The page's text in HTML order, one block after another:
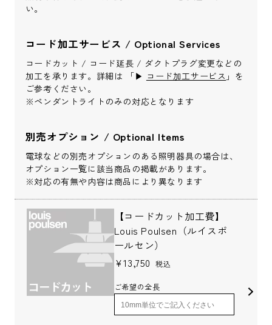
お名前(ふりがな) *
メールアドレス *
い。
コード加工サービス / Optional Services
コードカット / コード延長 / ダクトプラグ変更などの
加工を承ります。詳細は 「▶︎ コード加工サービス 」を
ご参考ください。
※ペンダントライトのみの対応となります
別売オプション / Optional Items
電球などの別売オプションのある照明器具の場合は、
オプション一覧に該当商品の掲載があります。
※対応の有無や内容は商品により異なります
【コードカット加工費】
Louis Poulsen（ルイスポ
ールセン）
¥13,750 税込
ご希望の全長